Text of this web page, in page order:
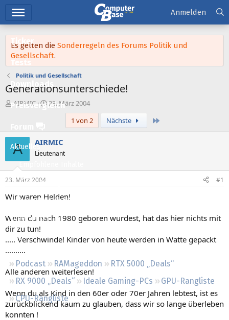
Ticker
Tests
Downloads
Preisvergleich
Aktuelles
Neue Beiträge
Neueste Aktivitäten
Leserartikel
Regeln
Podcast RAMageddon
RTX 5000 „Deals“
RX 9000 „Deals“
Ideale Gaming-PCs
GPU-Rangliste
CPU-Rangliste
Anmelden
Es gelten die Sonderregeln des Forums Politik und
Gesellschaft.
Politik und Gesellschaft
Generationsunterschiede!
E
t
e
l
e
AIRMIC
E
e
l
m
23. März 2004
1 von 2
Nächste
A AIRMIC
Lieutenant
23. März 2004 #1
Wir waren Helden!
Wenn du nach 1980 geboren wurdest, hat das hier nichts mit
dir zu tun!
..... Verschwinde! Kinder von heute werden in Watte gepackt
..........
Alle anderen weiterlesen!
Wenn du als Kind in den 60er oder 70er Jahren lebtest, ist es
zurückblickend kaum zu glauben, dass wir so lange überleben
konnten !